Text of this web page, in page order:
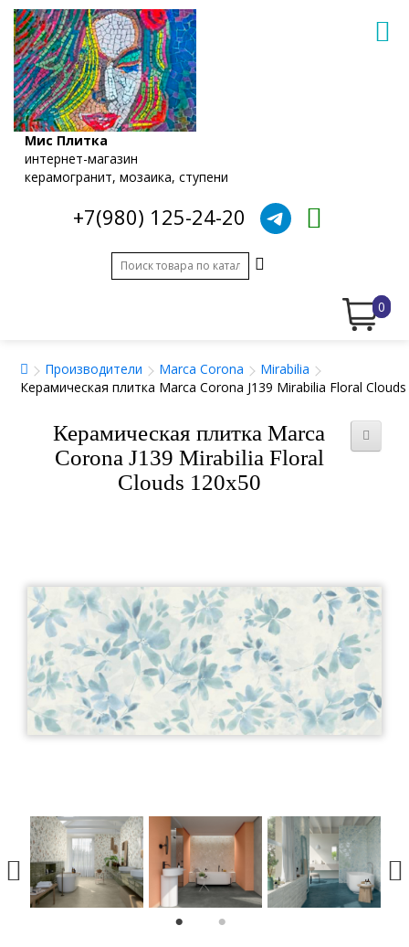
Мис Плитка
интернет-магазин
керамогранит, мозаика, ступени
+7(980) 125-24-20
0
Производители Marca Corona
Mirabilia
Керамическая плитка Marca Corona J139 Mirabilia Floral
Керамическая плитка Marca
Corona J139 Mirabilia Floral
Clouds 120x50